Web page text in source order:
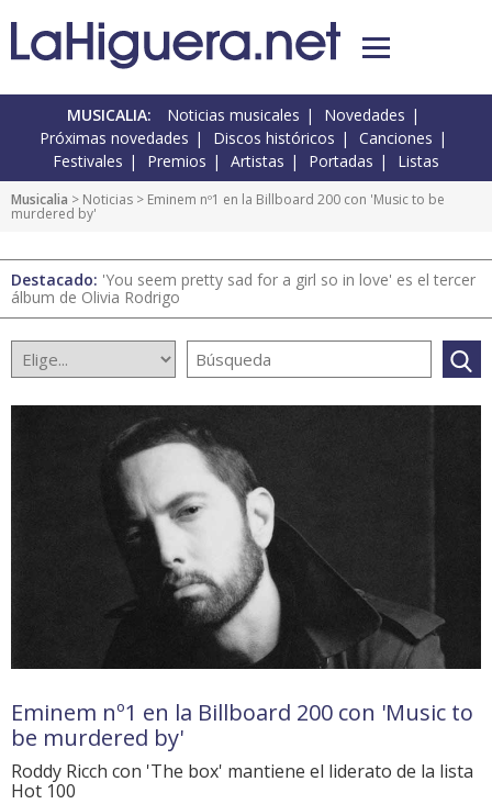
MUSICALIA: Noticias musicales
Novedades
Próximas novedades
Discos históricos
Canciones
Festivales
Premios Artistas Portadas Listas
Musicalia > Noticias > Eminem nº1 en la Billboard 200 con 'Music to be
murdered by'
Destacado: 'You seem pretty sad for a girl so in love' es el tercer
álbum de Olivia Rodrigo
Eminem nº1 en la Billboard 200 con 'Music to
be murdered by'
Roddy Ricch con 'The box' mantiene el liderato de la lista
Hot 100